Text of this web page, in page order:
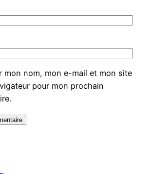
mon nom, mon e-mail et mon site
pour mon prochain